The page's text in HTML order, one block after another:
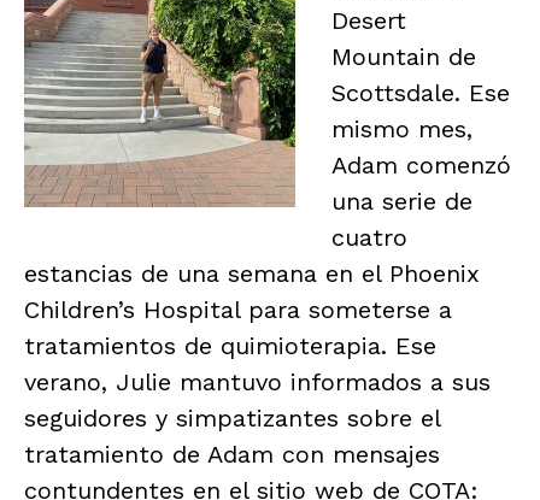
Desert
Mountain de
Scottsdale. Ese
mismo mes,
Adam comenzó
una serie de
cuatro
estancias de una semana en el Phoenix
Children’s Hospital para someterse a
tratamientos de quimioterapia. Ese
verano, Julie mantuvo informados a sus
seguidores y simpatizantes sobre el
tratamiento de Adam con mensajes
contundentes en el sitio web de COTA: